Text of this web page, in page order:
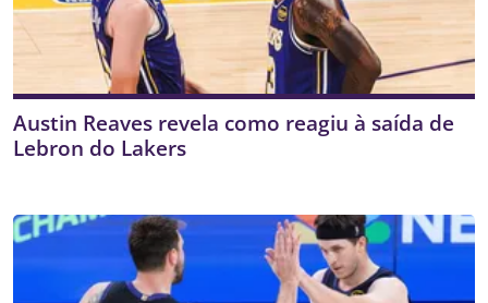
Austin Reaves revela como reagiu à saída de
Lebron do Lakers